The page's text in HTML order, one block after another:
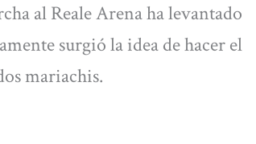
al Reale Arena ha levantado
surgió la idea de hacer el
mariachis.